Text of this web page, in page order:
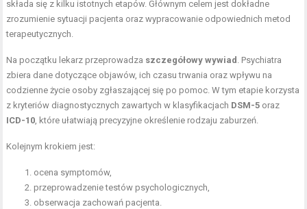
składa się z kilku istotnych etapów. Głównym celem jest dokładne
zrozumienie sytuacji pacjenta oraz wypracowanie odpowiednich metod
terapeutycznych.
Na początku lekarz przeprowadza szczegółowy wywiad . Psychiatra
zbiera dane dotyczące objawów, ich czasu trwania oraz wpływu na
codzienne życie osoby zgłaszającej się po pomoc. W tym etapie korzysta
z kryteriów diagnostycznych zawartych w klasyfikacjach DSM-5 oraz
ICD-10, które ułatwiają precyzyjne określenie rodzaju zaburzeń.
Kolejnym krokiem jest:
ocena symptomów,
przeprowadzenie testów psychologicznych,
obserwacja zachowań pacjenta.